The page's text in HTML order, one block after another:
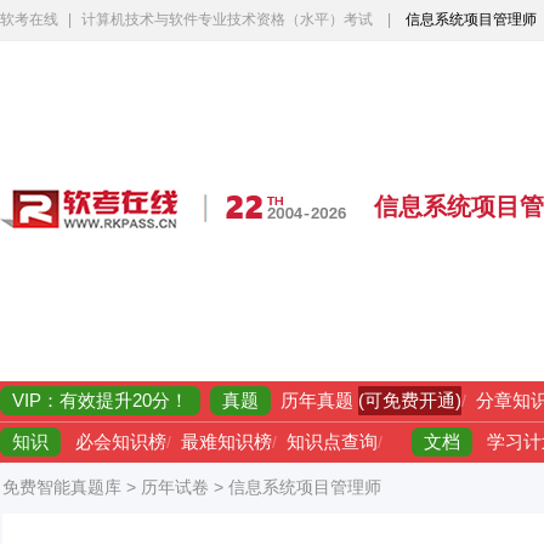
软考在线 计算机技术与软件专业技术资格（水平）考试 信息系统项目管理师
信息系统项目
VIP：有效提升20分！ 真题 历年真题 (可免费开通)/ 分章知
知识 必会知识榜/ 最难知识榜/ 知识点查询/ 文档 学习
免费智能真题库 > 历年试卷 > 信息系统项目管理师